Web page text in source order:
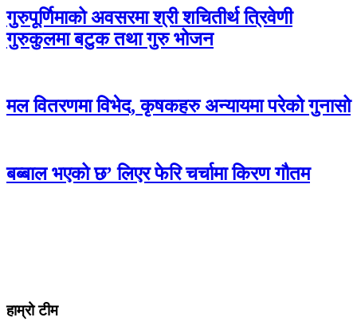
गुरुपूर्णिमाको अवसरमा श्री शचितीर्थ त्रिवेणी
गुरुकुलमा बटुक तथा गुरु भोजन
मल वितरणमा विभेद, कृषकहरु अन्यायमा परेको गुनासो
बब्बाल भएको छ’ लिएर फेरि चर्चामा किरण गौतम
हाम्रो टीम